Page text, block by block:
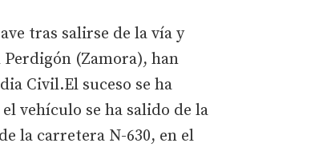
tras salirse de la vía y
(Zamora), han
Civil.El suceso se ha
vehículo se ha salido de la
la carretera N-630, en el